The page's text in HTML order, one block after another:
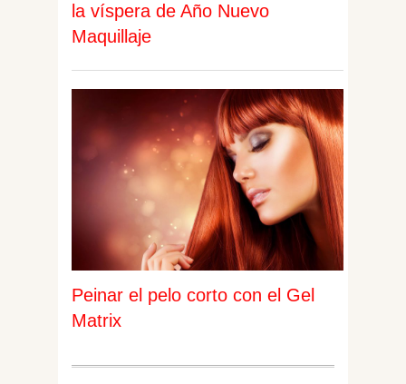
la víspera de Año Nuevo
Maquillaje
Peinar el pelo corto con el Gel
Matrix